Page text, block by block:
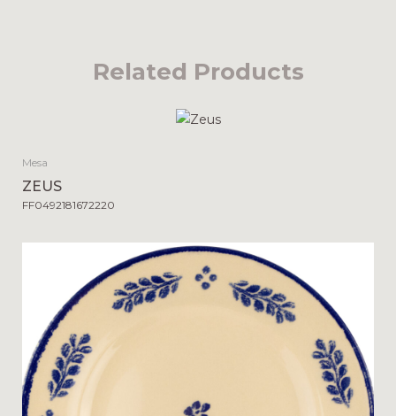
Related Products
Mesa
ZEUS
FF0492181672220